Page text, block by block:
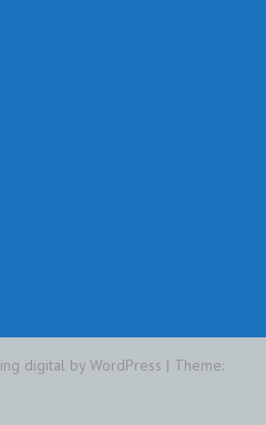
digital by WordPress | Theme: